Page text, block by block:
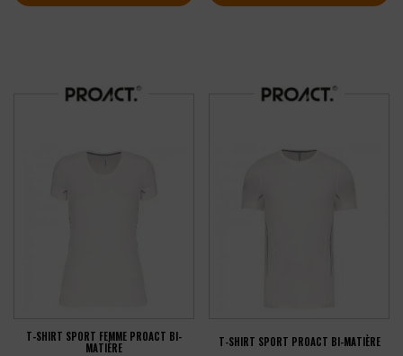
T-SHIRT SPORT FEMME PROACT BI-
MATIÈRE
T-SHIRT SPORT PROACT BI-MATIÈRE